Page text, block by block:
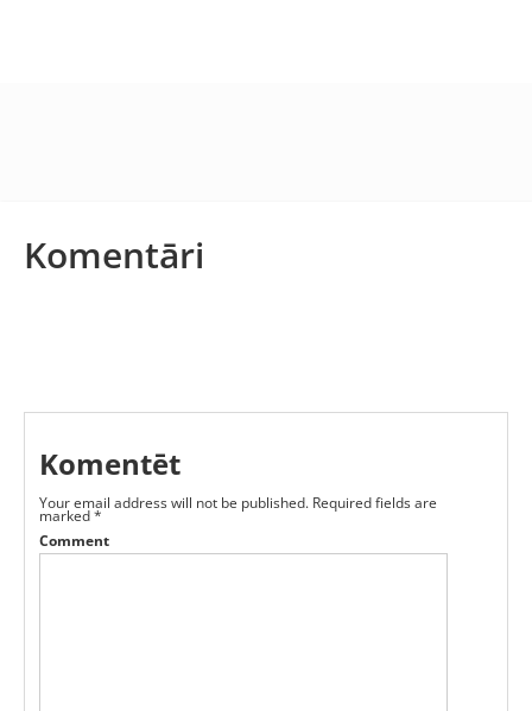
Komentāri
Komentēt
Your email address will not be published. Required fields are
marked*
Comment